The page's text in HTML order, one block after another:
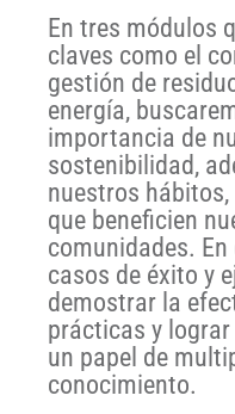
En tres módulos
claves como el
gestión de
energía,
importancia de
sostenibilidad,
nuestros
que beneficien
comunidades.
casos de éxito y
demostrar la
prácticas y
un papel de
conocimiento.